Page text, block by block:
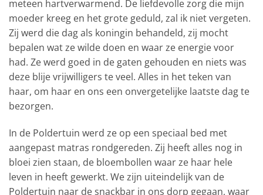
meteen hartverwarmend. De liefdevolle zorg die mijn
moeder kreeg en het grote geduld, zal ik niet vergeten.
Zij werd die dag als koningin behandeld, zij mocht
bepalen wat ze wilde doen en waar ze energie voor
had. Ze werd goed in de gaten gehouden en niets was
deze blije vrijwilligers te veel. Alles in het teken van
haar, om haar en ons een onvergetelijke laatste dag te
bezorgen.
In de Poldertuin werd ze op een speciaal bed met
aangepast matras rondgereden. Zij heeft alles nog in
bloei zien staan, de bloembollen waar ze haar hele
leven in heeft gewerkt. We zijn uiteindelijk van de
Poldertuin naar de snackbar in ons dorp gegaan, waar